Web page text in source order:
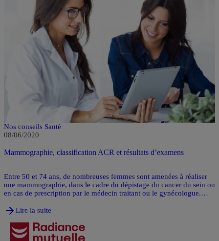
Nos conseils Santé
08/06/2020
Mammographie, classification ACR et résultats d’examens
Entre 50 et 74 ans, de nombreuses femmes sont amenées à réaliser
une mammographie, dans le cadre du dépistage du cancer du sein ou
en cas de prescription par le médecin traitant ou le gynécologue.
d'examens mammographiques existants? Qu'est­-ce que la
Lire la suite